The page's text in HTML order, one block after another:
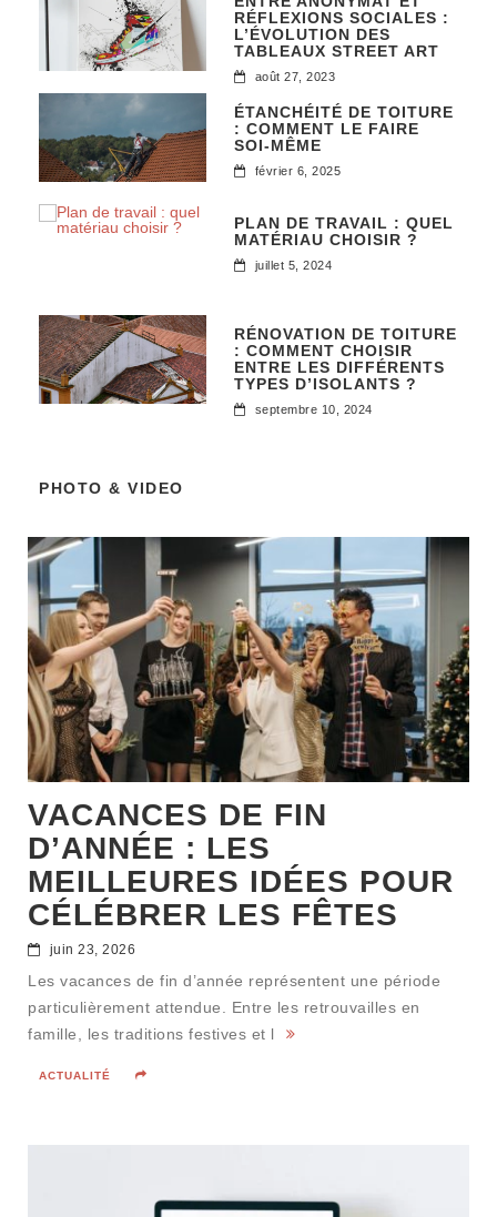
RÉFLEXIONS SOCIALES :
L’ÉVOLUTION DES
TABLEAUX STREET ART
août 27, 2023
ÉTANCHÉITÉ DE TOITURE
: COMMENT LE FAIRE
SOI-MÊME
février 6, 2025
PLAN DE TRAVAIL : QUEL
MATÉRIAU CHOISIR ?
juillet 5, 2024
RÉNOVATION DE TOITURE
: COMMENT CHOISIR
ENTRE LES DIFFÉRENTS
TYPES D’ISOLANTS ?
septembre 10, 2024
PHOTO & VIDEO
VACANCES DE FIN
D’ANNÉE : LES
MEILLEURES IDÉES POUR
CÉLÉBRER LES FÊTES
juin 23, 2026
Les vacances de fin d’année représentent une période
particulièrement attendue. Entre les retrouvailles en
famille, les traditions festives et l
ACTUALITÉ